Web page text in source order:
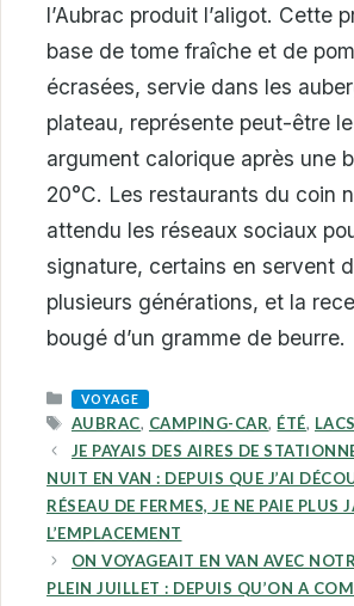
l’Aubrac produit l’aligot. Cette
base de tome fraîche et de
écrasées, servie dans les
plateau, représente peut-être
argument calorique après une
20°C. Les restaurants du coin
attendu les réseaux sociaux
signature, certains en servent
plusieurs générations, et la
bougé d’un gramme de beurre.
CATEGORIES
VOYAGE
TAGS
AUBRAC, CAMPING-CAR, ÉTÉ, LACS
JE PAYAIS DES AIRES DE
NUIT EN VAN : DEPUIS QUE J’AI
RÉSEAU DE FERMES, JE NE PAIE PLUS
L’EMPLACEMENT
ON VOYAGEAIT EN VAN AVEC
PLEIN JUILLET : DEPUIS QU’ON A